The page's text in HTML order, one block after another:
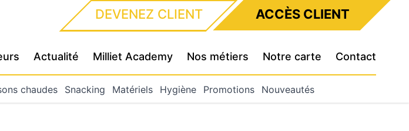
DEVENEZ CLIENT ACCÈS CLIENT
Actualité Milliet Academy Nos métiers Notre carte Contact
chaudes Snacking Matériels Hygiène Promotions
Nouveautés